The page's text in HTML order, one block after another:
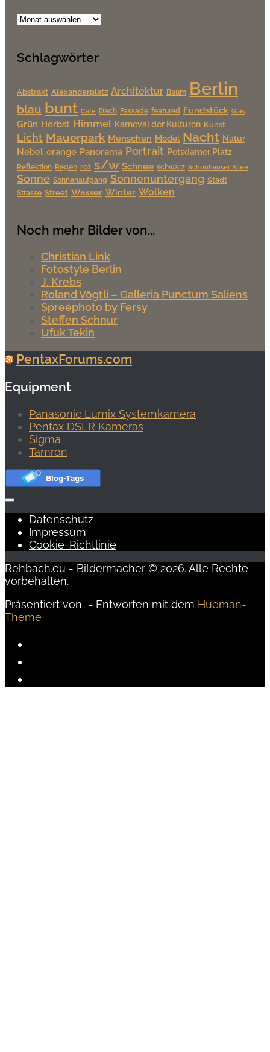
Ältere
Schlagwörter
Abstrakt Alexanderplatz Architektur Baum Berlin
blau bunt Cafe Dach Fassade featured Fundstück Glas
Grün Herbst Himmel Karneval der Kulturen Kunst
Licht Mauerpark Menschen Model Nacht Natur
Nebel orange Panorama Portrait Potsdamer Platz
Reflektion Regen rot s/w Schnee schwarz Schönhauser Allee
Sonne Sonnenaufgang Sonnenuntergang Stadt
Strasse Street Wasser Winter Wolken
Noch mehr Bilder von...
Christian Link
Fotostyle Berlin
J. Krebs
Roland Vögtli – Galleria Punctum Saliens
Spreephoto by Fersy
Steffen Schnur
Ufuk Tekin
PentaxForums.com
Equipment
Panasonic Lumix Systemkamera
Pentax DSLR Kameras
Sigma
Tamron
Datenschutz
Impressum
Cookie-Richtlinie
Rehbach.eu - Bildermacher © 2026. Alle Rechte
vorbehalten.
Präsentiert von - Entworfen mit dem Hueman-
Theme